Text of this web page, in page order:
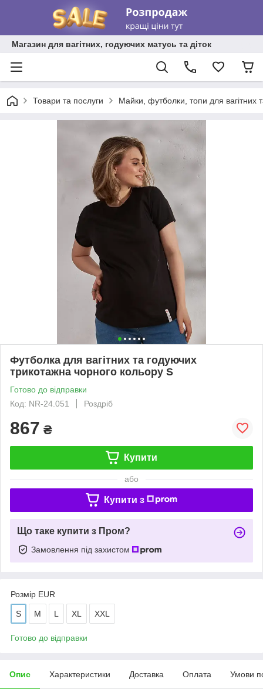
Магазин для вагітних, годуючих матусь та діток
Товари та послуги Майки, футболки, топи для вагітних
Футболка для вагітних та годуючих
трикотажна чорного кольору S
Готово до відправки
Код: NR-24.051
Роздріб
867 ₴
Купити
або
Купити з
Що таке купити з Пром?
Замовлення під захистом
Розмір EUR
S M L XL XXL
Готово до відправки
Опис Характеристики Доставка Оплата Умови